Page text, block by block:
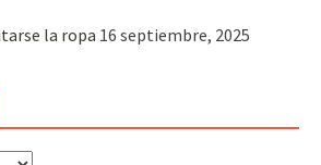
la ropa 16 septiembre, 2025